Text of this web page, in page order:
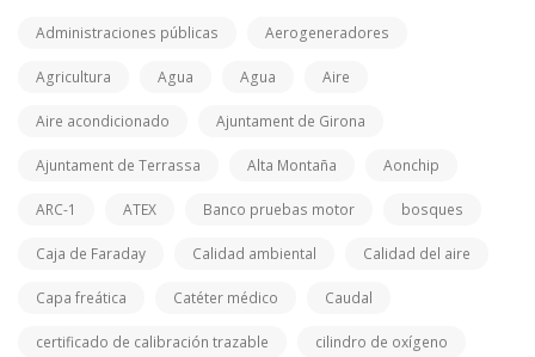
Administraciones públicas Aerogeneradores
Agricultura Agua Agua Aire
Aire acondicionado Ajuntament de Girona
Ajuntament de Terrassa Alta Montaña Aonchip
ARC-1 ATEX Banco pruebas motor bosques
Caja de Faraday Calidad ambiental Calidad del aire
Capa freática Catéter médico Caudal
certificado de calibración trazable cilindro de oxígeno